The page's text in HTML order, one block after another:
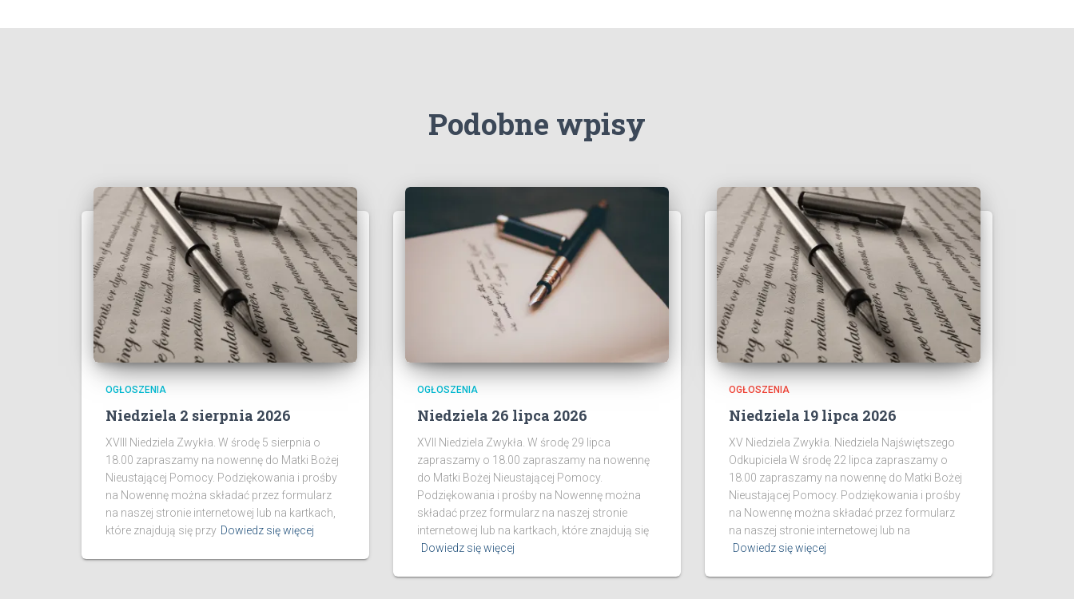
Podobne wpisy
OGŁOSZENIA
Niedziela 2 sierpnia 2026
XVIII Niedziela Zwykła. W środę 5 sierpnia o
18.00 zapraszamy na nowennę do Matki Bożej
Nieustającej Pomocy. Podziękowania i prośby
na Nowennę można składać przez formularz
na naszej stronie internetowej lub na kartkach,
które znajdują się przy Dowiedz się więcej
OGŁOSZENIA
Niedziela 26 lipca 2026
XVII Niedziela Zwykła. W środę 29 lipca
zapraszamy o 18.00 zapraszamy na nowennę
do Matki Bożej Nieustającej Pomocy.
Podziękowania i prośby na Nowennę można
składać przez formularz na naszej stronie
internetowej lub na kartkach, które znajdują się
Dowiedz się więcej
OGŁOSZENIA
Niedziela 19 lipca 2026
XV Niedziela Zwykła. Niedziela Najświętszego
Odkupiciela W środę 22 lipca zapraszamy o
18.00 zapraszamy na nowennę do Matki Bożej
Nieustającej Pomocy. Podziękowania i prośby
na Nowennę można składać przez formularz
na naszej stronie internetowej lub na
Dowiedz się więcej